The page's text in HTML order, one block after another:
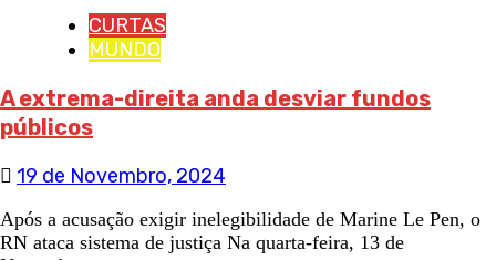
CURTAS
MUNDO
A extrema-direita anda desviar fundos
públicos
19 de Novembro, 2024
Após a acusação exigir inelegibilidade de Marine Le Pen, o
RN ataca sistema de justiça Na quarta-feira, 13 de